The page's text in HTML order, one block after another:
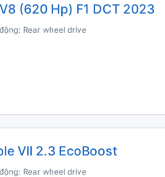
(620 Hp) F1 DCT 2023
Rear wheel drive
VII 2.3 EcoBoost
Rear wheel drive